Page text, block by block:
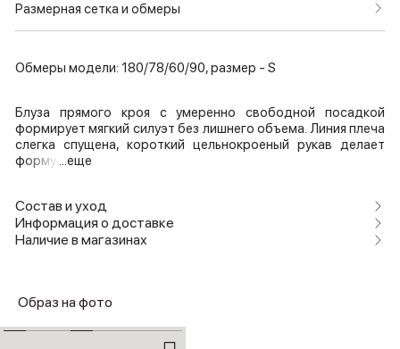
Размерная сетка и обмеры
Обмеры модели: 180/78/60/90, размер - S
Блуза прямого кроя с умеренно свободной посадкой
формирует мягкий силуэт без лишнего объема. Линия плеча
слегка спущена, короткий цельнокроеный рукав делает
форму ...еще
Состав и уход
Информация о доставке
Наличие в магазинах
Образ на фото